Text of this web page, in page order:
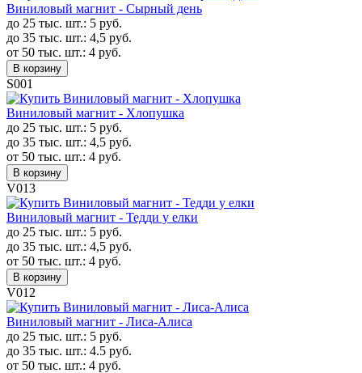
Виниловый магнит - Сырный день
до 25 тыс. шт.: 5 руб.
до 35 тыс. шт.: 4,5 руб.
от 50 тыс. шт.: 4 руб.
В корзину
S001
Виниловый магнит - Хлопушка
до 25 тыс. шт.: 5 руб.
до 35 тыс. шт.: 4,5 руб.
от 50 тыс. шт.: 4 руб.
В корзину
V013
Виниловый магнит - Тедди у елки
до 25 тыс. шт.: 5 руб.
до 35 тыс. шт.: 4,5 руб.
от 50 тыс. шт.: 4 руб.
В корзину
V012
Виниловый магнит - Лиса-Алиса
до 25 тыс. шт.: 5 руб.
до 35 тыс. шт.: 4.5 руб.
от 50 тыс. шт.: 4 руб.